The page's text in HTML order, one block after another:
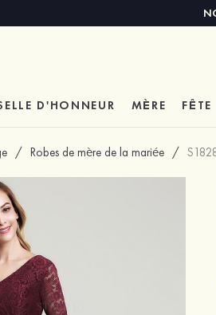
D'HONNEUR MÈRE
/ Robes de mère de la mariée /